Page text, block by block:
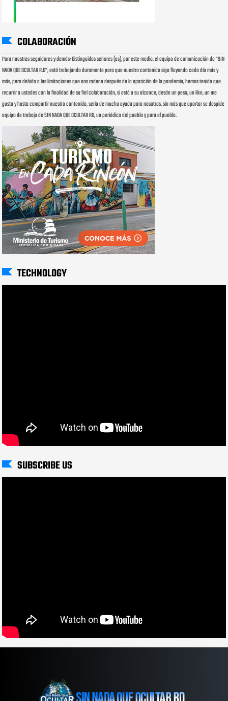
COLABORACIÓN
Para nuestros seguidores y demás: Distinguidos señores (as), por este medio, el equipo de comunicación de "SIN
NADA QUE OCULTAR R.D", está trabajando duramente para que nuestro contenido siga fluyendo cada día más y
más, pero debido a las limitaciones que nos rodean después de la aparición de la pandemia, hemos tenido que
recurrir a ustedes con la finalidad de su fiel colaboración, si está a su alcance, desde un peso, un like, un me
gusta y hasta compartir nuestro contenido, sería de mucha ayuda para nosotros, sin más que aportar se despide
equipo de trabajo de SIN NADA QUE OCULTAR RD, un periódico del pueblo y para el pueblo.
TECHNOLOGY
SUBSCRIBE US